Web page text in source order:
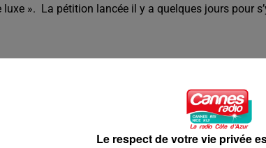
». La pétition lancée il y a quelques jours pour
Le respect de votre vie privée